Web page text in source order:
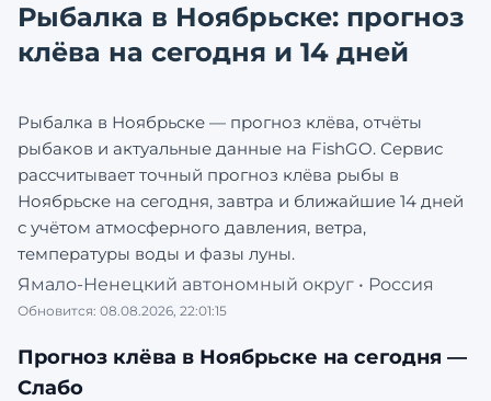
Рыбалка в Ноябрьске: прогноз
клёва на сегодня и 14 дней
Рыбалка в Ноябрьске — прогноз клёва, отчёты
рыбаков и актуальные данные на FishGO. Сервис
рассчитывает точный прогноз клёва рыбы в
Ноябрьске на сегодня, завтра и ближайшие 14 дней
с учётом атмосферного давления, ветра,
температуры воды и фазы луны.
Ямало-Ненецкий автономный округ • Россия
Обновится: 08.08.2026, 22:01:15
Прогноз клёва в Ноябрьске на сегодня —
Слабо